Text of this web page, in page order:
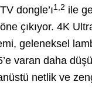
dongle’ı1,2 ile
çıkıyor. 4K
geleneksel
varan daha
netlik ve